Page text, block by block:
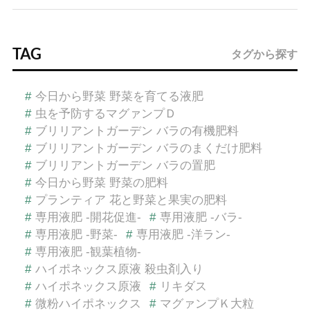
TAG タグから探す
# 今日から野菜 野菜を育てる液肥
# 虫を予防するマグァンプＤ
# ブリリアントガーデン バラの有機肥料
# ブリリアントガーデン バラのまくだけ肥料
# ブリリアントガーデン バラの置肥
# 今日から野菜 野菜の肥料
# プランティア 花と野菜と果実の肥料
# 専用液肥 -開花促進- # 専用液肥 -バラ-
# 専用液肥 -野菜- # 専用液肥 -洋ラン-
# 専用液肥 -観葉植物-
# ハイポネックス原液 殺虫剤入り
# ハイポネックス原液 # リキダス
# 微粉ハイポネックス # マグァンプＫ大粒